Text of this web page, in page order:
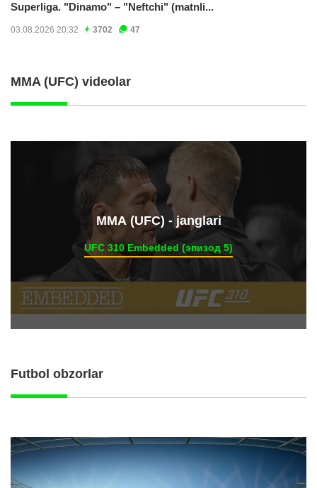
Superliga. "Dinamo" – "Neftchi" (matnli...
03.08.2026 20:32 3702 47
MMA (UFC) videolar
ММА (UFC) - janglari
UFC 310 Embedded (эпизод 5)
Futbol obzorlar